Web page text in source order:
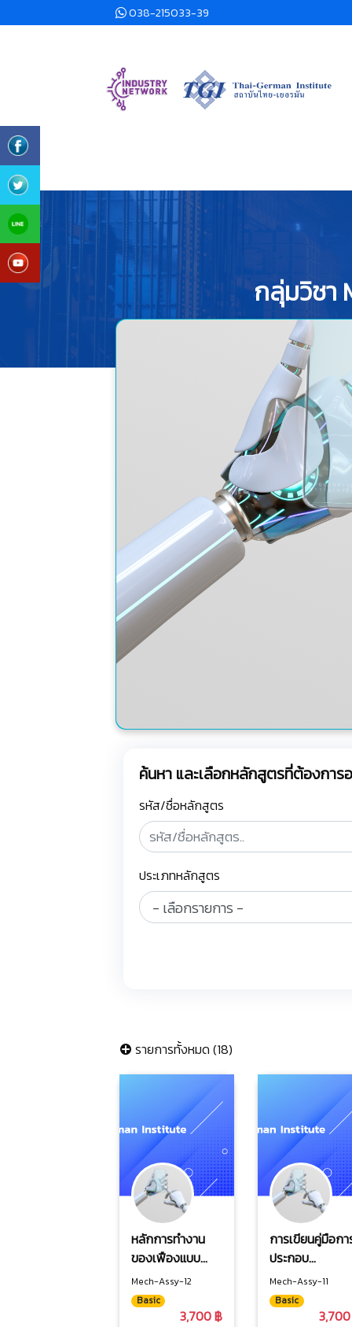
038-215033-39
กลุ่มวิชา
ค้นหา และเลือกหลักสูตรที่ต้องการ
รหัส/ชื่อหลักสูตร
ประเภทหลักสูตร
รายการทั้งหมด (18)
หลักการทำงาน
ของเฟืองแบบ
ต่างๆ และการ
สัมผัสของหน้าฟัน
Mech-Assy-12
Basic
3,700 ฿
การเขียนคู่มือก
ประกอบ
เครื่องจักร
Mech-Assy-11
Basic